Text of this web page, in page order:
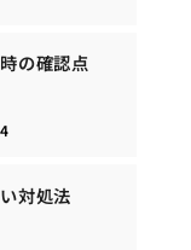
の確認点
対処法